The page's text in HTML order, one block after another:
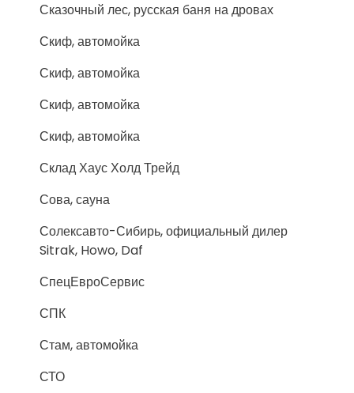
Сказочный лес, русская баня на дровах
Скиф, автомойка
Скиф, автомойка
Скиф, автомойка
Скиф, автомойка
Склад Хаус Холд Трейд
Сова, сауна
Солексавто-Сибирь, официальный дилер
Sitrak, Howo, Daf
СпецЕвроСервис
СПК
Стам, автомойка
СТО